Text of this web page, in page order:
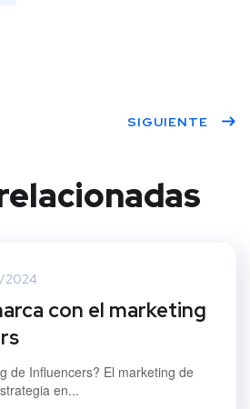
SIGUIENTE
2024
con el marketing
de Influencers? El marketing de
en...